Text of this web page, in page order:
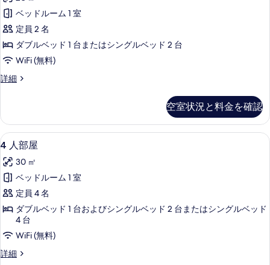
を
表
示
す
る
enfants)
の
す
べ
て
の
真
を
表
示
す
る
(2
adultes
et
2
enfants)
の
詳
ル
ま
た
は
イ
ル
ー
ム
の
す
べ
て
写
真
ベッドルーム 1 室
定員 2 名
ダブルベッド 1 台またはシングルベッド 2 台
WiFi (無料)
詳細
ダ
た
は
ツ
ン
ル
ー
ム
の
細
空室状況と料金を確認
4
人
部
屋
の
す
べ
て
4 人部屋 | セーフティボックス (室内
4
4 人部屋
30 ㎡
ベッドルーム 1 室
定員 4 名
ダブルベッド 1 台およびシングルベッド 2 台またはシングルベッド
4 台
WiFi (無料)
詳細
4